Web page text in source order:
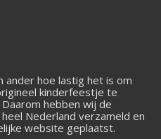
ander hoe lastig het is om
kinderfeestje te
hebben wij de
Nederland verzameld en
website geplaatst.